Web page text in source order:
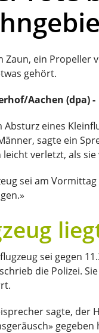
Zaun, ein Propeller
gehört.
Aachen (dpa) -
Absturz eines
sagte ein
leicht verletzt, als
sei am
sei gegen
die Polizei.
sagte, der